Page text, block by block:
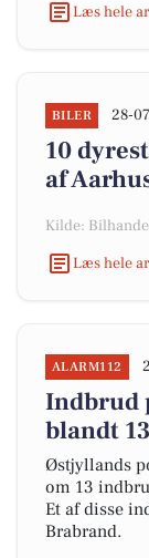
Læs hele
BILER 28-
10
af
Kilde:
Læs hele
ALARM112
Indbrud
blandt
Østjyllands
om 13
Et af disse
Brabrand.